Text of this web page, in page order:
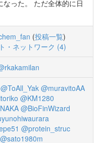
った。 ただ全体的に日
(投稿一覧)
・ネットワーク (4)
@ToAll_Yak @muravitoAA
@KM1280
@BioFinWizard
@protein_struc
@sato1980m